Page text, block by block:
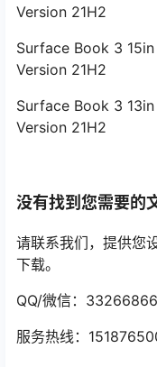
Version 21H2
Surface Book 3
Version 21H2
Surface Book 3
Version 21H2
没有找到您需要的
请联系我们，提供您
下载。
QQ/微信：
服务热线：